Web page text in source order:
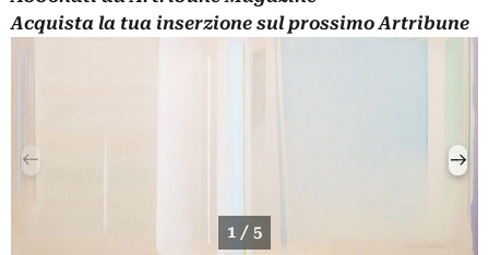
Acquista la tua inserzione sul prossimo Artribune
1 / 5